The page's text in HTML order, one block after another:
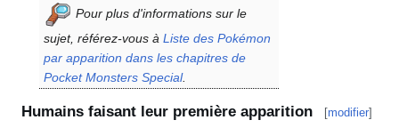
Pour plus d'informations sur le
sujet, référez-vous à Liste des Pokémon
par apparition dans les chapitres de
Pocket Monsters Special.
Humains faisant leur première apparition [modifier]